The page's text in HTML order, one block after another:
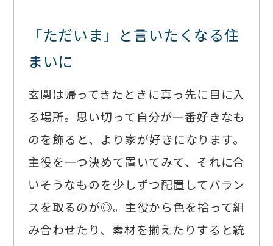
「ただいま」と言いたくなる住
まいに
玄関は帰ってきたときに真っ先に目に入
る場所。思い切って自分が一番好きなも
のを飾ると、より家が好きになります。
主役を一つ決めて置いてみて、それに合
いそうなものを少しずつ配置してバラン
スを取るのが◎。主役から色を拾って組
み合わせたり、素材を揃えたりすると統